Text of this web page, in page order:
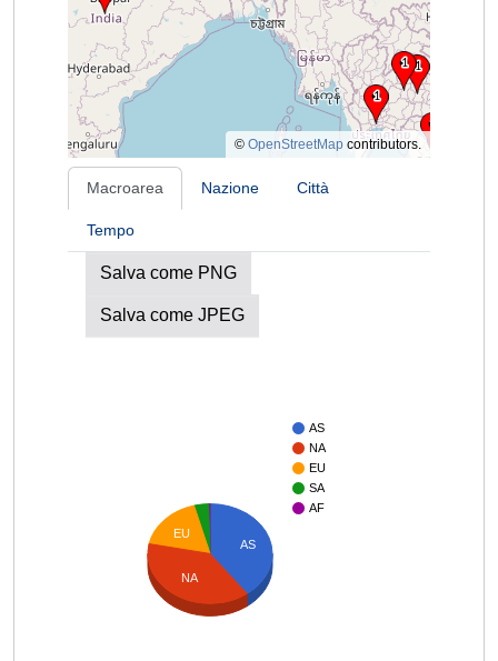
© OpenStreetMap contributors.
Macroarea Nazione Città
Tempo
Salva come PNG
Salva come JPEG
AS
NA
EU
SA
AF
AS
EU
NA